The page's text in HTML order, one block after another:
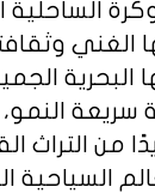
الساحلية
الغني
البحرية
سريعة
من التراث
السياحية